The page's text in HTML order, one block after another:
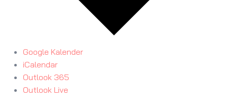
Google Kalender
iCalendar
Outlook 365
Outlook Live